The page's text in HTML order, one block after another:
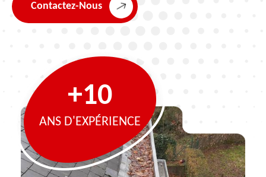
Contactez-Nous
+10
ANS D'EXPÉRIENCE